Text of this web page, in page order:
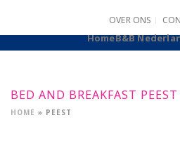
OVER ONS
HomeB&B
BED AND BREAKFAST PEEST
HOME » PEEST